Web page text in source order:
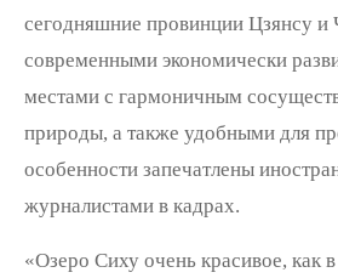
сегодняшние провинции Цзянсу и
современными экономически
местами с гармоничным
природы, а также удобными для
особенности запечатлены
журналистами в кадрах.
«Озеро Сиху очень красивое, как